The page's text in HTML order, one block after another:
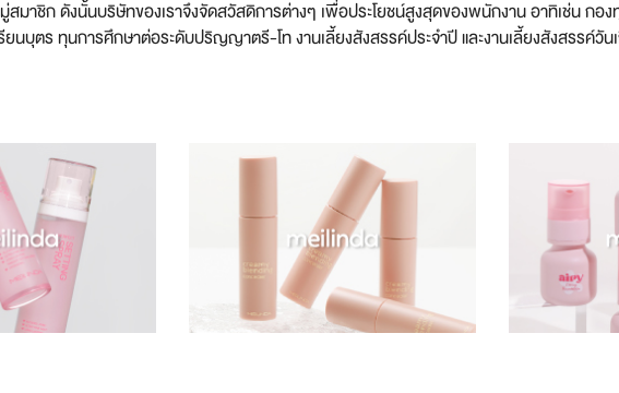
มาชิก ดังนั้นบริษัทของเราจึงจัดสวัสดิการต่างๆ เพื่อประโยชน์สูงสุดของพนักงาน อาทิเช่น กอ
นบุตร ทุนการศึกษาต่อระดับปริญญาตรี-โท งานเลี้ยงสังสรรค์ประจำปี และงานเลี้ยงสังสรรค์วัน